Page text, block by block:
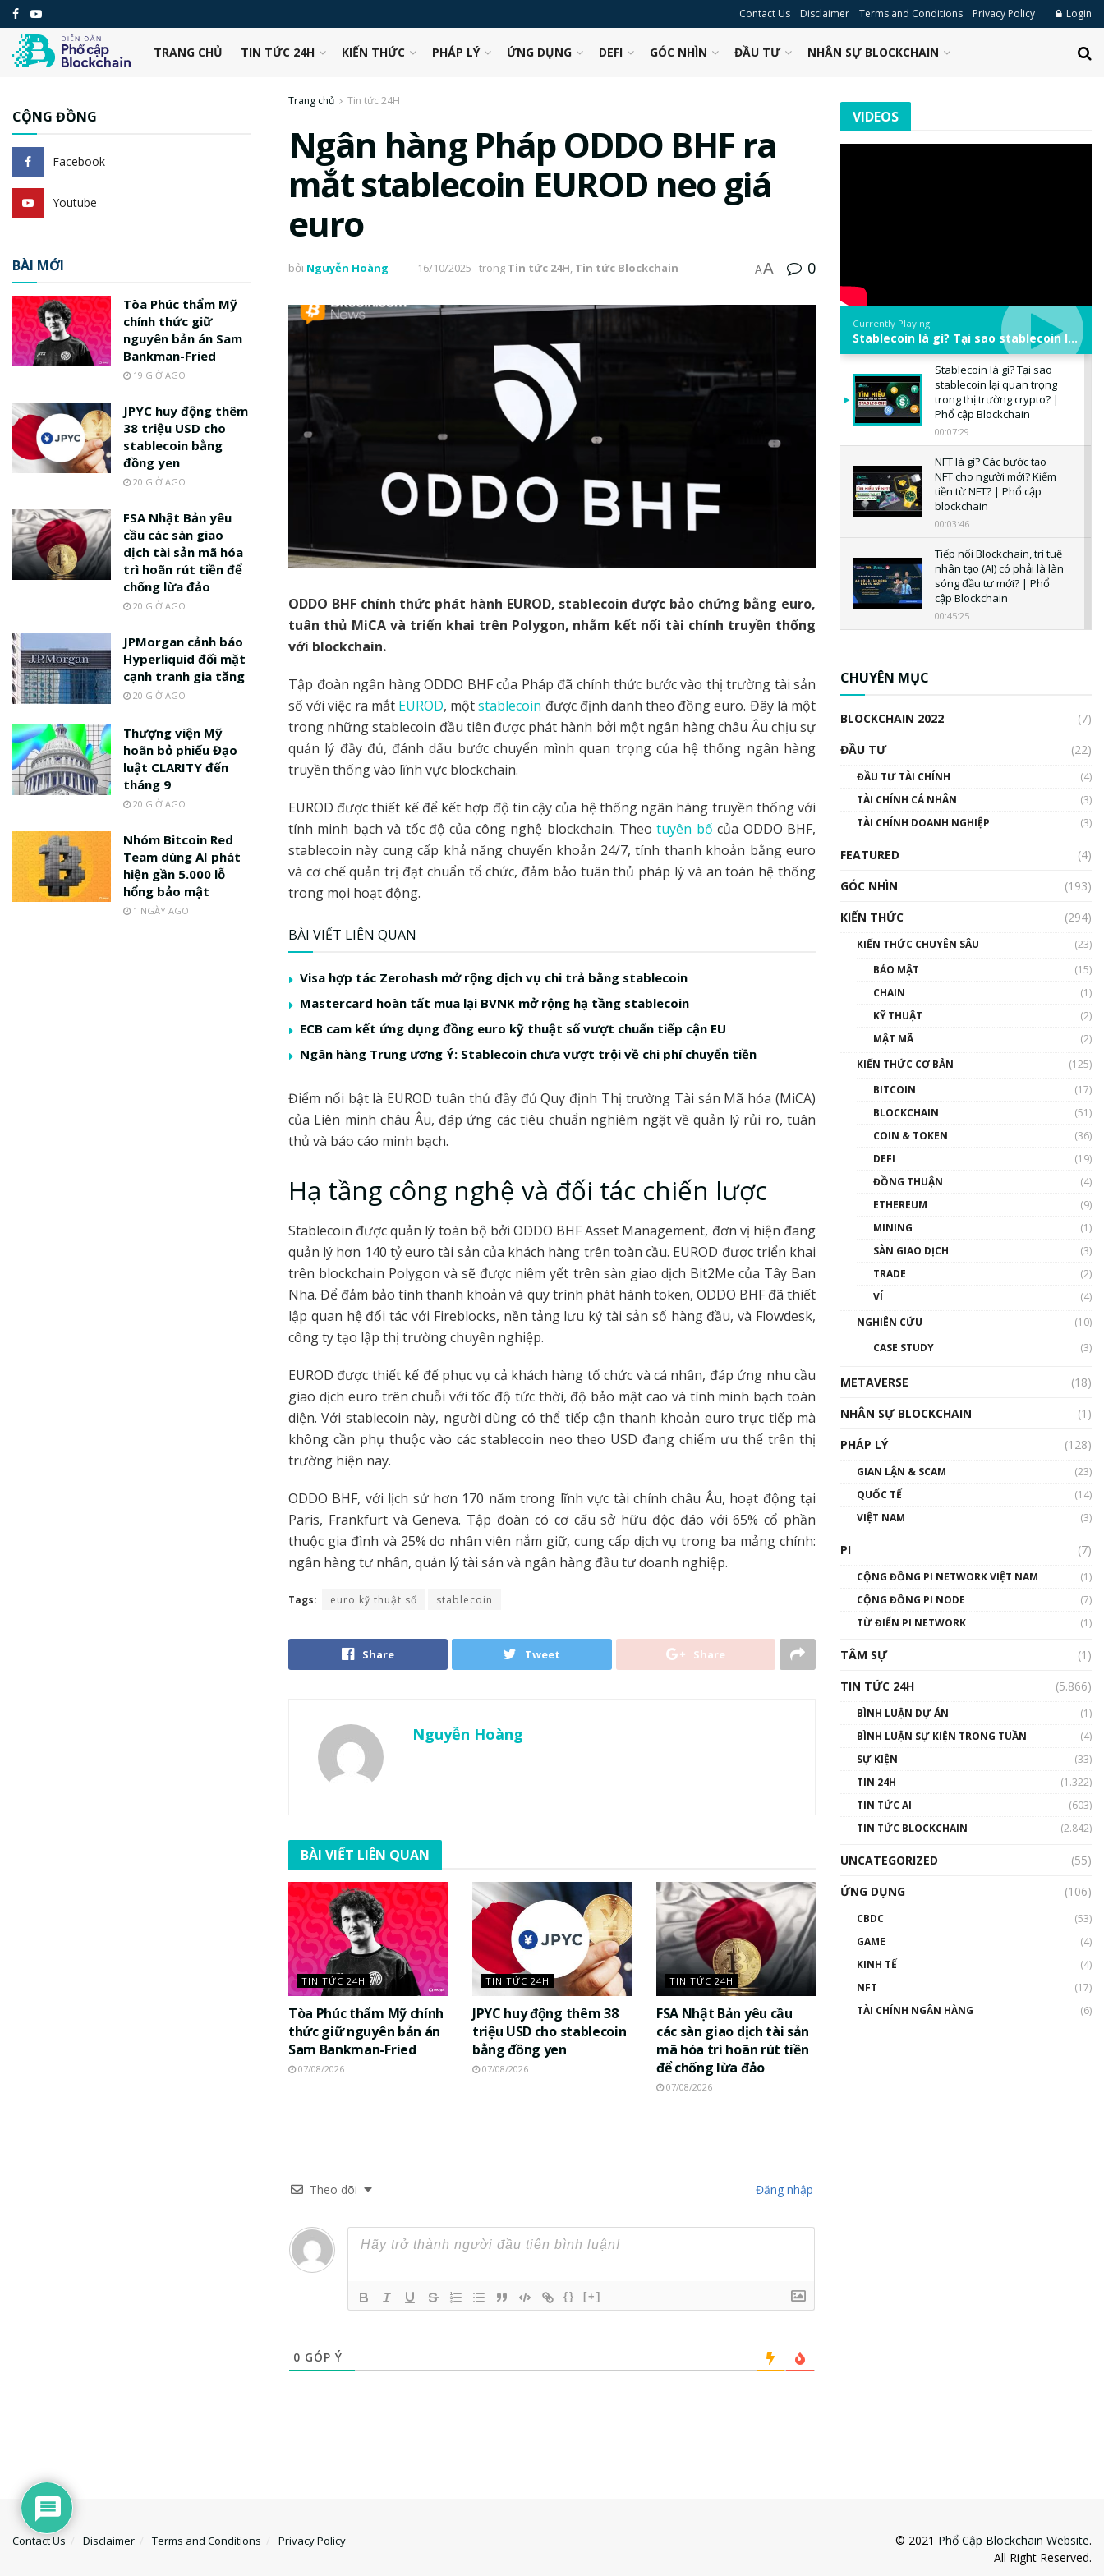
Contact Us Disclaimer Terms and Conditions Privacy Policy Login
TRANG CHỦ TIN TỨC 24H KIẾN THỨC PHÁP LÝ ỨNG DỤNG DEFI GÓC NHÌN ĐẦU TƯ NHÂN SỰ BLOCKCHAIN
Trang chủ Tin tức 24H
Ngân hàng Pháp ODDO BHF ra
mắt stablecoin EUROD neo giá
euro
bởi Nguyễn Hoàng 16/10/2025 trong Tin tức 24H, Tin tức Blockchain AA 0
ODDO BHF chính thức phát hành EUROD, stablecoin được bảo chứng bằng euro,
tuân thủ MiCA và triển khai trên Polygon, nhằm kết nối tài chính truyền thống
với blockchain.
Tập đoàn ngân hàng ODDO BHF của Pháp đã chính thức bước vào thị trường tài sản
số với việc ra mắt EUROD, mộtstablecoin được định danh theo đồng euro. Đây là một
trong những stablecoin đầu tiên được phát hành bởi một ngân hàng châu Âu chịu sự
quản lý đầy đủ, đánh dấu bước chuyển mình quan trọng của hệ thống ngân hàng
truyền thống vào lĩnh vực blockchain.
EUROD được thiết kế để kết hợp độ tin cậy của hệ thống ngân hàng truyền thống với
tính minh bạch và tốc độ của công nghệ blockchain. Theotuyên bố của ODDO BHF,
stablecoin này cung cấp khả năng chuyển khoản 24/7, tính thanh khoản bằng euro
và cơ chế quản trị đạt chuẩn tổ chức, đảm bảo tuân thủ pháp lý và an toàn hệ thống
trong mọi hoạt động.
BÀI VIẾT LIÊN QUAN
Visa hợp tác Zerohash mở rộng dịch vụ chi trả bằng stablecoin
Mastercard hoàn tất mua lại BVNK mở rộng hạ tầng stablecoin
ECB cam kết ứng dụng đồng euro kỹ thuật số vượt chuẩn tiếp cận EU
Ngân hàng Trung ương Ý: Stablecoin chưa vượt trội về chi phí chuyển tiền
Điểm nổi bật là EUROD tuân thủ đầy đủ Quy định Thị trường Tài sản Mã hóa (MiCA)
của Liên minh châu Âu, đáp ứng các tiêu chuẩn nghiêm ngặt về quản lý rủi ro, tuân
thủ và báo cáo minh bạch.
Hạ tầng công nghệ và đối tác chiến lược
Stablecoin được quản lý toàn bộ bởi ODDO BHF Asset Management, đơn vị hiện đang
quản lý hơn 140 tỷ euro tài sản của khách hàng trên toàn cầu. EUROD được triển khai
trên blockchain Polygon và sẽ được niêm yết trên sàn giao dịch Bit2Me của Tây Ban
Nha. Để đảm bảo tính thanh khoản và quy trình phát hành token, ODDO BHF đã thiết
lập quan hệ đối tác với Fireblocks, nền tảng lưu ký tài sản số hàng đầu, và Flowdesk,
công ty tạo lập thị trường chuyên nghiệp.
EUROD được thiết kế để phục vụ cả khách hàng tổ chức và cá nhân, đáp ứng nhu cầu
giao dịch euro trên chuỗi với tốc độ tức thời, độ bảo mật cao và tính minh bạch toàn
diện. Với stablecoin này, người dùng có thể tiếp cận thanh khoản euro trực tiếp mà
không cần phụ thuộc vào các stablecoin neo theo USD đang chiếm ưu thế trên thị
trường hiện nay.
ODDO BHF, với lịch sử hơn 170 năm trong lĩnh vực tài chính châu Âu, hoạt động tại
Paris, Frankfurt và Geneva. Tập đoàn có cơ cấu sở hữu độc đáo với 65% cổ phần
thuộc gia đình và 25% do nhân viên nắm giữ, cung cấp dịch vụ trong ba mảng chính:
ngân hàng tư nhân, quản lý tài sản và ngân hàng đầu tư doanh nghiệp.
Tags: euro kỹ thuật số stablecoin
Share Tweet Share
Nguyễn Hoàng
BÀI VIẾT LIÊN QUAN
TIN TỨC 24H
Tòa Phúc thẩm Mỹ chính
thức giữ nguyên bản án
Sam Bankman-Fried
07/08/2026
TIN TỨC 24H
JPYC huy động thêm 38
triệu USD cho stablecoin
bằng đồng yen
07/08/2026
TIN TỨC 24H
FSA Nhật Bản yêu cầu
các sàn giao dịch tài sản
mã hóa trì hoãn rút tiền
để chống lừa đảo
07/08/2026
Theo dõi Đăng nhập
{} [+]
0 GÓP Ý
CỘNG ĐỒNG
Facebook
Youtube
BÀI MỚI
Tòa Phúc thẩm Mỹ
chính thức giữ
nguyên bản án Sam
Bankman-Fried
19 GIỜ AGO
JPYC huy động thêm
38 triệu USD cho
stablecoin bằng
đồng yen
20 GIỜ AGO
FSA Nhật Bản yêu
cầu các sàn giao
dịch tài sản mã hóa
trì hoãn rút tiền để
chống lừa đảo
20 GIỜ AGO
JPMorgan cảnh báo
Hyperliquid đối mặt
cạnh tranh gia tăng
20 GIỜ AGO
Thượng viện Mỹ
hoãn bỏ phiếu Đạo
luật CLARITY đến
tháng 9
20 GIỜ AGO
Nhóm Bitcoin Red
Team dùng AI phát
hiện gần 5.000 lỗ
hổng bảo mật
1 NGÀY AGO
VIDEOS
Currently Playing
Stablecoin là gì? Tại sao stablecoin lại quan trọng trong thị trường crypto? | Phổ cập Blockchain
Stablecoin là gì? Tại sao
stablecoin lại quan trọng
trong thị trường crypto? |
Phổ cập Blockchain
00:07:29
NFT là gì? Các bước tạo
NFT cho người mới? Kiếm
tiền từ NFT? | Phổ cập
blockchain
00:03:46
Tiếp nối Blockchain, trí tuệ
nhân tạo (AI) có phải là làn
sóng đầu tư mới? | Phổ
cập Blockchain
00:45:25
uptrend trong năm 2023? |
Phổ cập Blockchain
00:02:14
Nhìn lại năm 2022: Những
nhân vật ảnh hưởng nhất
hệ sinh thái tiền mã hoá |
Blockchain
Nhân sự tương lại ngành
Blockchain Việt Nam | Phổ
cập Blockchain
Blockchain đang được ứng
01:34:46
01:32:59
Talkshow17: Mùa đông
Crypto – Chiếc khăn gió ấm
01:49:30
Talkshow 14: MemeCoin –
CHUYÊN MỤC
BLOCKCHAIN 2022
(7)
ĐẦU TƯ
(22)
ĐẦU TƯ TÀI CHÍNH
(4)
TÀI CHÍNH CÁ NHÂN
(3)
TÀI CHÍNH DOANH NGHIỆP
(3)
FEATURED
(4)
GÓC NHÌN
(193)
KIẾN THỨC
(294)
KIẾN THỨC CHUYÊN SÂU
(23)
BẢO MẬT
(15)
CHAIN
(1)
KỸ THUẬT
(2)
MẬT MÃ
(2)
KIẾN THỨC CƠ BẢN
(125)
BITCOIN
(17)
BLOCKCHAIN
(51)
COIN & TOKEN
(36)
DEFI
(19)
ĐỒNG THUẬN
(4)
ETHEREUM
(9)
MINING
(1)
SÀN GIAO DỊCH
(3)
TRADE
(2)
VÍ
(4)
NGHIÊN CỨU
(10)
CASE STUDY
(3)
METAVERSE
(18)
NHÂN SỰ BLOCKCHAIN
(1)
PHÁP LÝ
(128)
GIAN LẬN & SCAM
(23)
QUỐC TẾ
(14)
VIỆT NAM
(3)
PI (7)
CỘNG ĐỒNG PI NETWORK VIỆT NAM
(1)
CỘNG ĐỒNG PI NODE
(7)
TỪ ĐIỂN PI NETWORK
(1)
TÂM SỰ
(1)
TIN TỨC 24H
(5.866)
BÌNH LUẬN DỰ ÁN
(1)
BÌNH LUẬN SỰ KIỆN TRONG TUẦN
(4)
SỰ KIỆN
(33)
TIN 24H
(1.322)
TIN TỨC AI
(603)
TIN TỨC BLOCKCHAIN
(2.842)
UNCATEGORIZED
(55)
ỨNG DỤNG
(106)
CBDC
(53)
GAME
(4)
KINH TẾ
(4)
NFT
(17)
TÀI CHÍNH NGÂN HÀNG
(6)
Contact Us Disclaimer Terms and Conditions Privacy Policy © 2021 Phổ Cập Blockchain Website.
All Right Reserved.